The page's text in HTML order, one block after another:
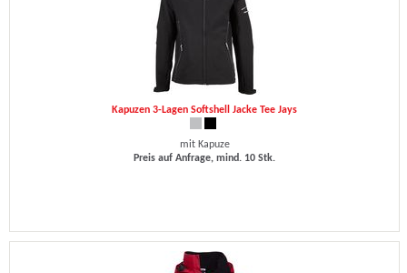
Kapuzen 3-Lagen Softshell Jacke Tee Jays
mit Kapuze
Preis auf Anfrage, mind. 10 Stk.